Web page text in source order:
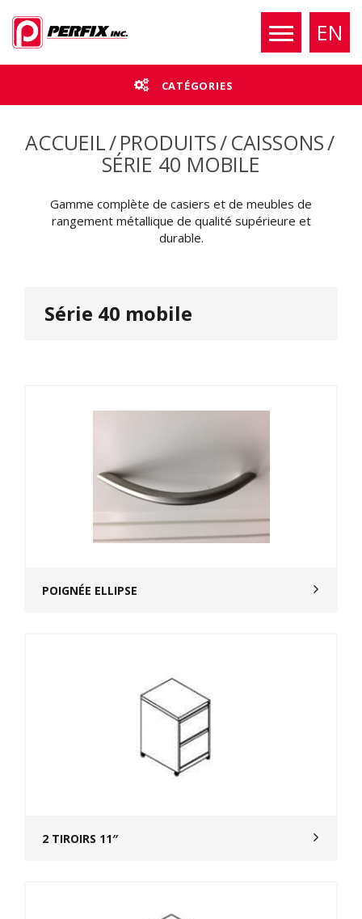
EN
ACCUEIL/PRODUITS/CAISSONS/
SÉRIE 40 MOBILE
Gamme complète de casiers et de meubles de
rangement métallique de qualité supérieure et
durable.
CATÉGORIES
Série 40 mobile
POIGNÉE ELLIPSE
2 TIROIRS 11″